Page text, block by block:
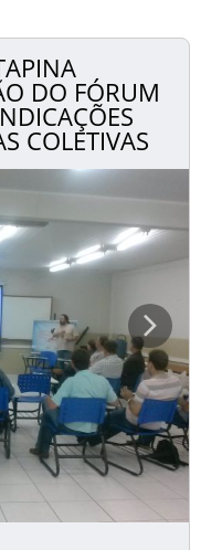
DO FÓRUM
COLETIVAS